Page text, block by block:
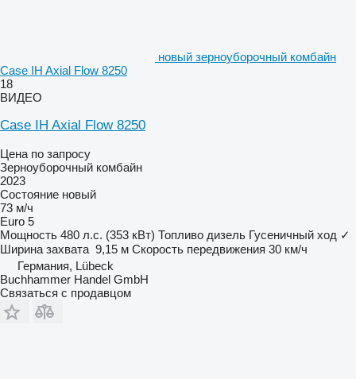
новый зерноуборочный комбайн
Case IH Axial Flow 8250
18
ВИДЕО
Case IH Axial Flow 8250
Цена по запросу
Зерноуборочный комбайн
2023
Состояние новый
73 м/ч
Euro 5
Мощность 480 л.с. (353 кВт) Топливо дизель Гусеничный ход ✓
Ширина захвата 9,15 м Скорость передвижения 30 км/ч
Германия, Lübeck
Buchhammer Handel GmbH
Связаться с продавцом